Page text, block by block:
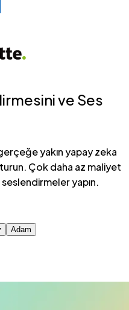
ve Ses
yakın yapay zeka
Çok daha az maliyet
yapın.
Adam